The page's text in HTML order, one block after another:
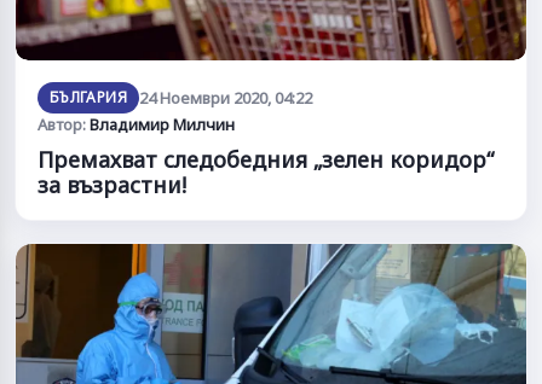
БЪЛГАРИЯ 24 Ноември 2020, 04:22
Автор:Владимир Милчин
Премахват следобедния „зелен коридор“
за възрастни!